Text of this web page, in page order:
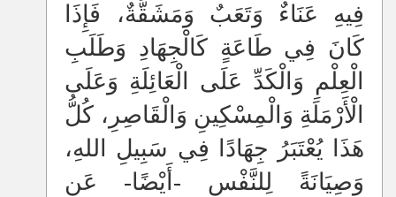
فِيهِ عَنَاءٌ وَتَعَبٌ وَمَشَقَّةٌ، فَإِذَا
كَانَ فِي طَاعَةٍ كَالْجِهَادِ وَطَلَبِ
الْعِلْمِ وَالْكَدِّ عَلَى الْعَائِلَةِ وَعَلَى
الْأَرْمَلَةِ وَالْمِسْكِينِ وَالْقَاصِرِ، كُلُّ
هَذَا يُعْتَبَرُ جِهَادًا فِي سَبِيلِ اللهِ،
وَصِيَانَةً لِلنَّفْسِ -أَيْضًا- عَنِ